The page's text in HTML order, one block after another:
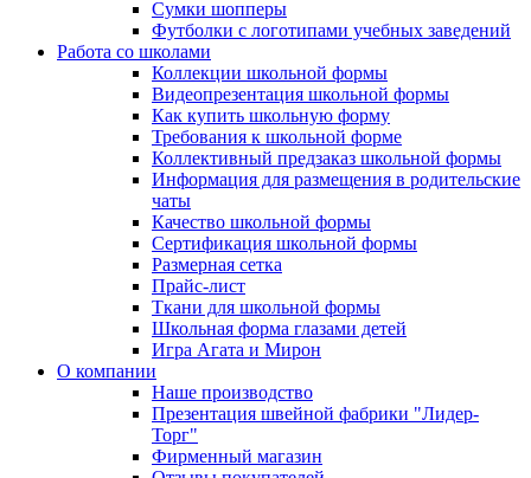
Сумки шопперы
Футболки с логотипами учебных заведений
Работа со школами
Коллекции школьной формы
Видеопрезентация школьной формы
Как купить школьную форму
Требования к школьной форме
Коллективный предзаказ школьной формы
Информация для размещения в родительские
чаты
Качество школьной формы
Сертификация школьной формы
Размерная сетка
Прайс-лист
Ткани для школьной формы
Школьная форма глазами детей
Игра Агата и Мирон
О компании
Наше производство
Презентация швейной фабрики "Лидер-
Торг"
Фирменный магазин